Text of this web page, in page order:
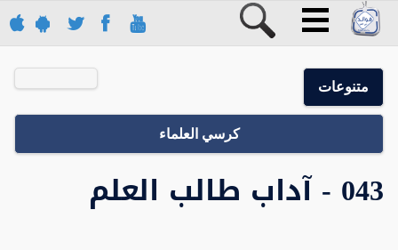
متنوعات
كرسي العلماء
043 - آداب طالب العلم